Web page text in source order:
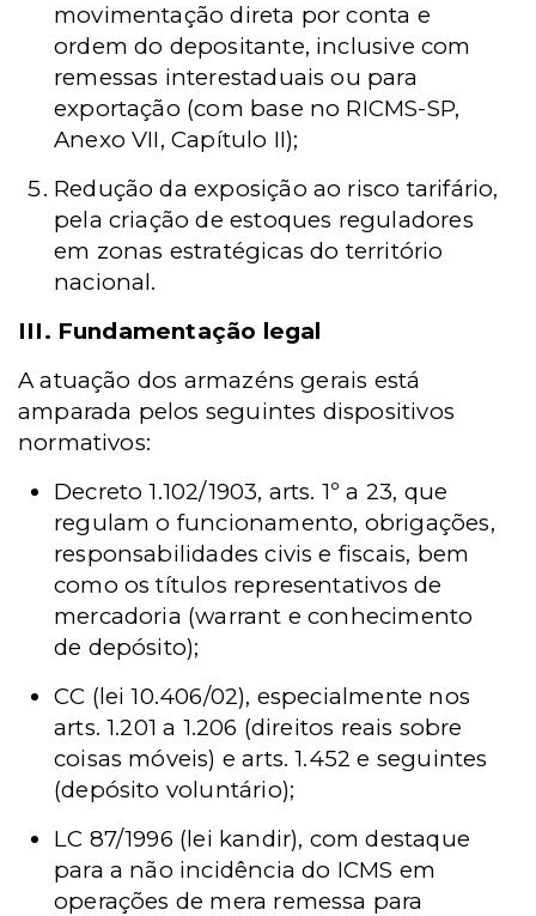
movimentação direta por conta e
ordem do depositante, inclusive com
remessas interestaduais ou para
exportação (com base no RICMS-SP,
Anexo VII, Capítulo II);
Redução da exposição ao risco tarifário,
pela criação de estoques reguladores
em zonas estratégicas do território
nacional.
III. Fundamentação legal
A atuação dos armazéns gerais está
amparada pelos seguintes dispositivos
normativos:
Decreto 1.102/1903, arts. 1º a 23, que
regulam o funcionamento, obrigações,
responsabilidades civis e fiscais, bem
como os títulos representativos de
mercadoria (warrant e conhecimento
de depósito);
CC (lei 10.406/02), especialmente nos
arts. 1.201 a 1.206 (direitos reais sobre
coisas móveis) e arts. 1.452 e seguintes
(depósito voluntário);
LC 87/1996 (lei kandir), com destaque
para a não incidência do ICMS em
operações de mera remessa para